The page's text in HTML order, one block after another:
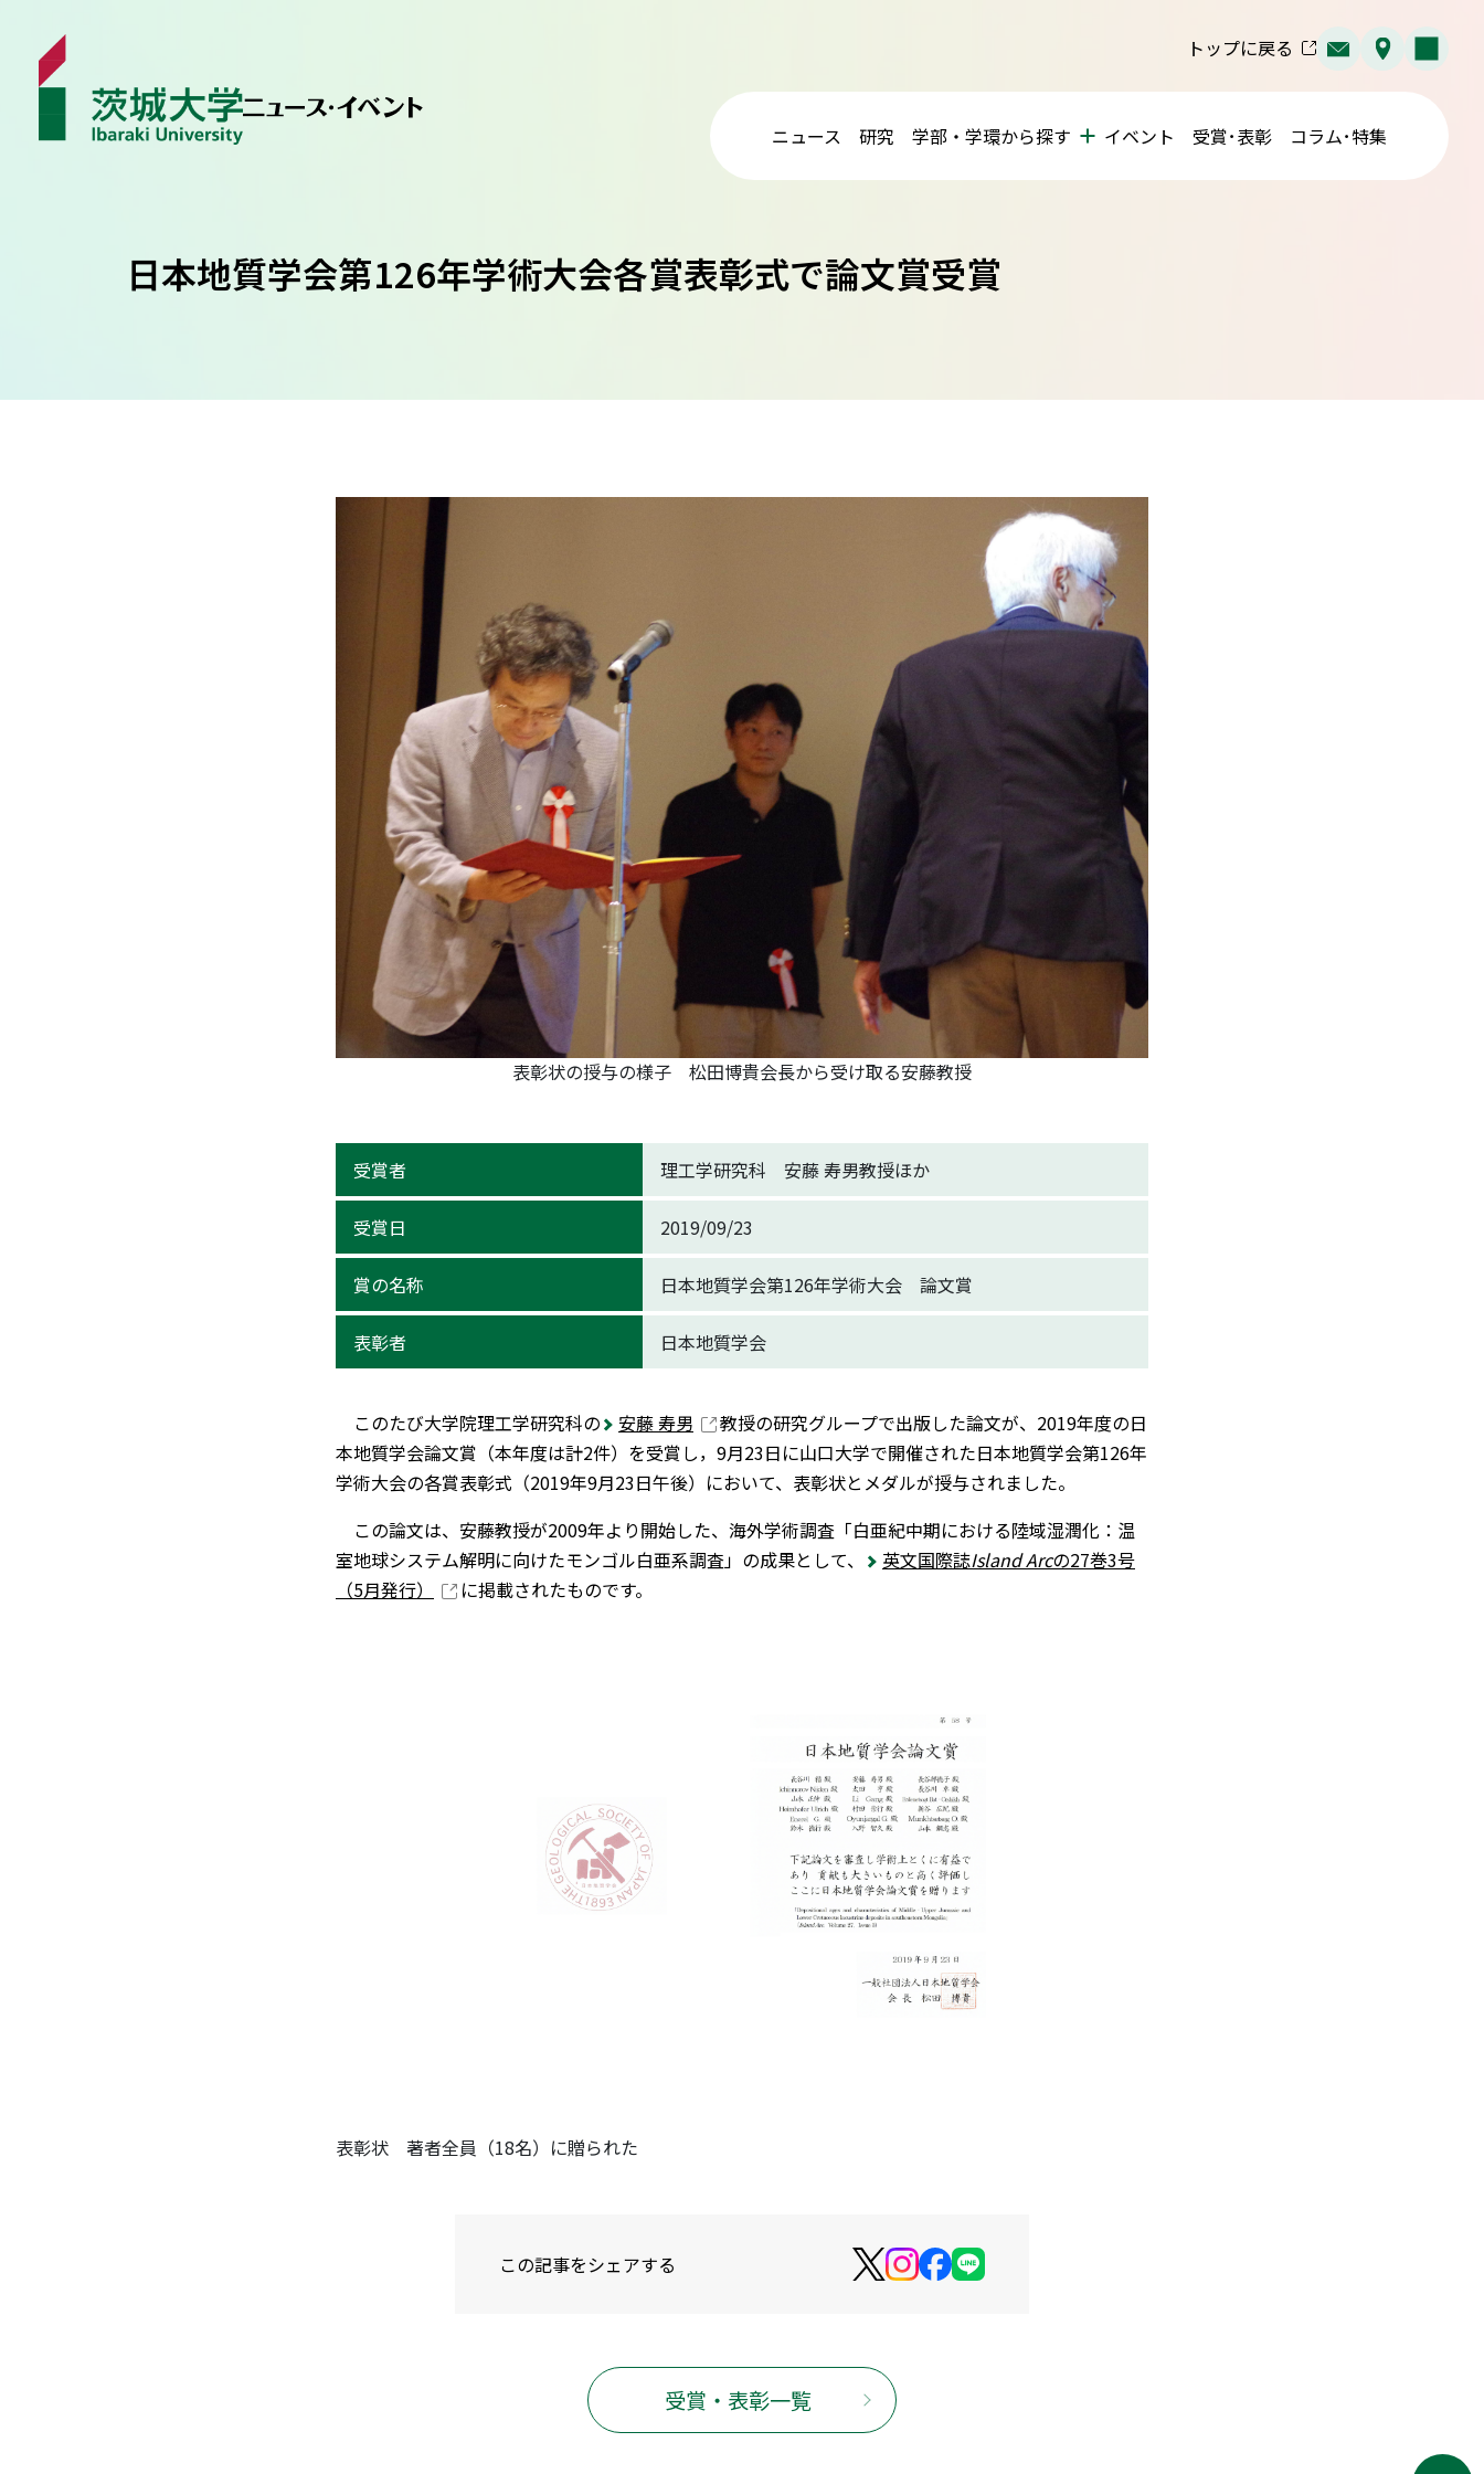
ニュース
トップに戻る
ニュース 研究 学部・学環から探す イベント 受賞･表彰 コラム･特集
日本地質学会第126年学術大会各賞表彰式で論文賞受賞
表彰状の授与の様子 松田博貴会長から受け取る安藤教授
受賞者 理工学研究科 安藤 寿男教授ほか
受賞日 2019/09/23
賞の名称 日本地質学会第126年学術大会 論文賞
表彰者 日本地質学会
このたび大学院理工学研究科の 安藤 寿男
教授の研究グループで出版した論文が、2019年度の日
本地質学会論文賞（本年度は計2件）を受賞し，9月23日に山口大学で開催された日本地質学会第126年
学術大会の各賞表彰式（2019年9月23日午後）において、表彰状とメダルが授与されました。
この論文は、安藤教授が2009年より開始した、海外学術調査「白亜紀中期における陸域湿潤化：温
室地球システム解明に向けたモンゴル白亜系調査」の成果として、
英文国際誌Island Arcの27巻3号
（5月発行）
に掲載されたものです。
表彰状 著者全員（18名）に贈られた
この記事をシェアする
受賞・表彰一覧